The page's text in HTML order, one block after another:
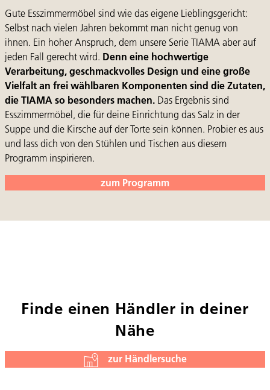
Gute Esszimmermöbel sind wie das eigene Lieblingsgericht:
Selbst nach vielen Jahren bekommt man nicht genug von
ihnen. Ein hoher Anspruch, dem unsere Serie TIAMA aber auf
jeden Fall gerecht wird. Denn eine hochwertige
Verarbeitung, geschmackvolles Design und eine große
Vielfalt an frei wählbaren Komponenten sind die Zutaten,
die TIAMA so besonders machen. Das Ergebnis sind
Esszimmermöbel, die für deine Einrichtung das Salz in der
Suppe und die Kirsche auf der Torte sein können. Probier es aus
und lass dich von den Stühlen und Tischen aus diesem
Programm inspirieren.
zum Programm
Finde einen Händler in deiner
Nähe
zur Händlersuche